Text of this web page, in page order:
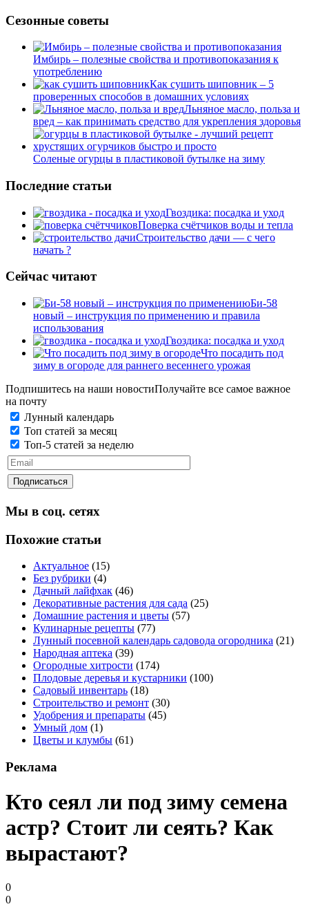
Сезонные советы
Имбирь – полезные свойства и противопоказания к
употреблению
Как сушить шиповник – 5
проверенных способов в домашних условиях
Льняное масло, польза и
вред – как принимать средство для укрепления здоровья
Соленые огурцы в пластиковой бутылке на зиму
Последние статьи
Гвоздика: посадка и уход
Поверка счётчиков воды и тепла
Строительство дачи — с чего
начать ?
Сейчас читают
Би-58
новый – инструкция по применению и правила
использования
Гвоздика: посадка и уход
Что посадить под
зиму в огороде для раннего весеннего урожая
Подпишитесь на наши новостиПолучайте все самое важное
на почту
Лунный календарь
Топ статей за месяц
Топ-5 статей за неделю
Мы в соц. сетях
Похожие статьи
Актуальное (15)
Без рубрики (4)
Дачный лайфхак (46)
Декоративные растения для сада (25)
Домашние растения и цветы (57)
Кулинарные рецепты (77)
Лунный посевной календарь садовода огородника (21)
Народная аптека (39)
Огородные хитрости (174)
Плодовые деревья и кустарники (100)
Садовый инвентарь (18)
Строительство и ремонт (30)
Удобрения и препараты (45)
Умный дом (1)
Цветы и клумбы (61)
Реклама
Кто сеял ли под зиму семена
астр? Стоит ли сеять? Как
вырастают?
0
0